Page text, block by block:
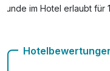
pro Zimmer
Hunde im Hotel erlaubt
kostenfreie Leihfahrräder